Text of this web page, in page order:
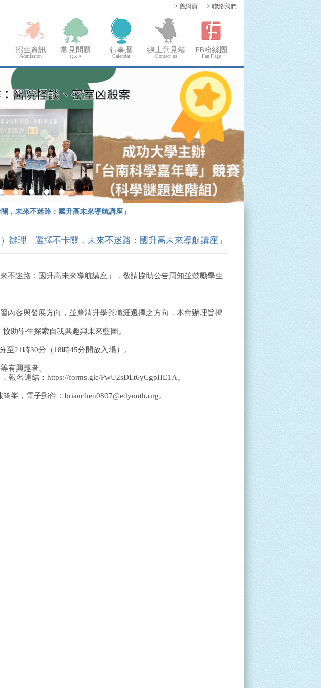
> 舊網頁 > 聯絡我們
招生資訊
Admission
常見問題
Q＆A
行事曆
Calendar
線上意見箱
Contact us
FB粉絲團
Fan Page
，未來不迷路：國升高未來導航講座」
辦理「選擇不卡關，未來不迷路：國升高未來導航講座」
不迷路：國升高未來導航講座」，敬請協助公告周知並鼓勵學生
內容與發展方向，並釐清升學與職涯選擇之方向，本會辦理旨揭
助學生探索自我興趣與未來藍圖。
至21時30分（18時45分開放入場）。
有興趣者。
報名連結：https://forms.gle/PwU2sDLt6yCgpHE1A。
峯，電子郵件：brianchen0807@edyouth.org。